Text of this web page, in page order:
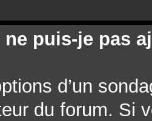
puis-je pas
d’un
du forum. Si